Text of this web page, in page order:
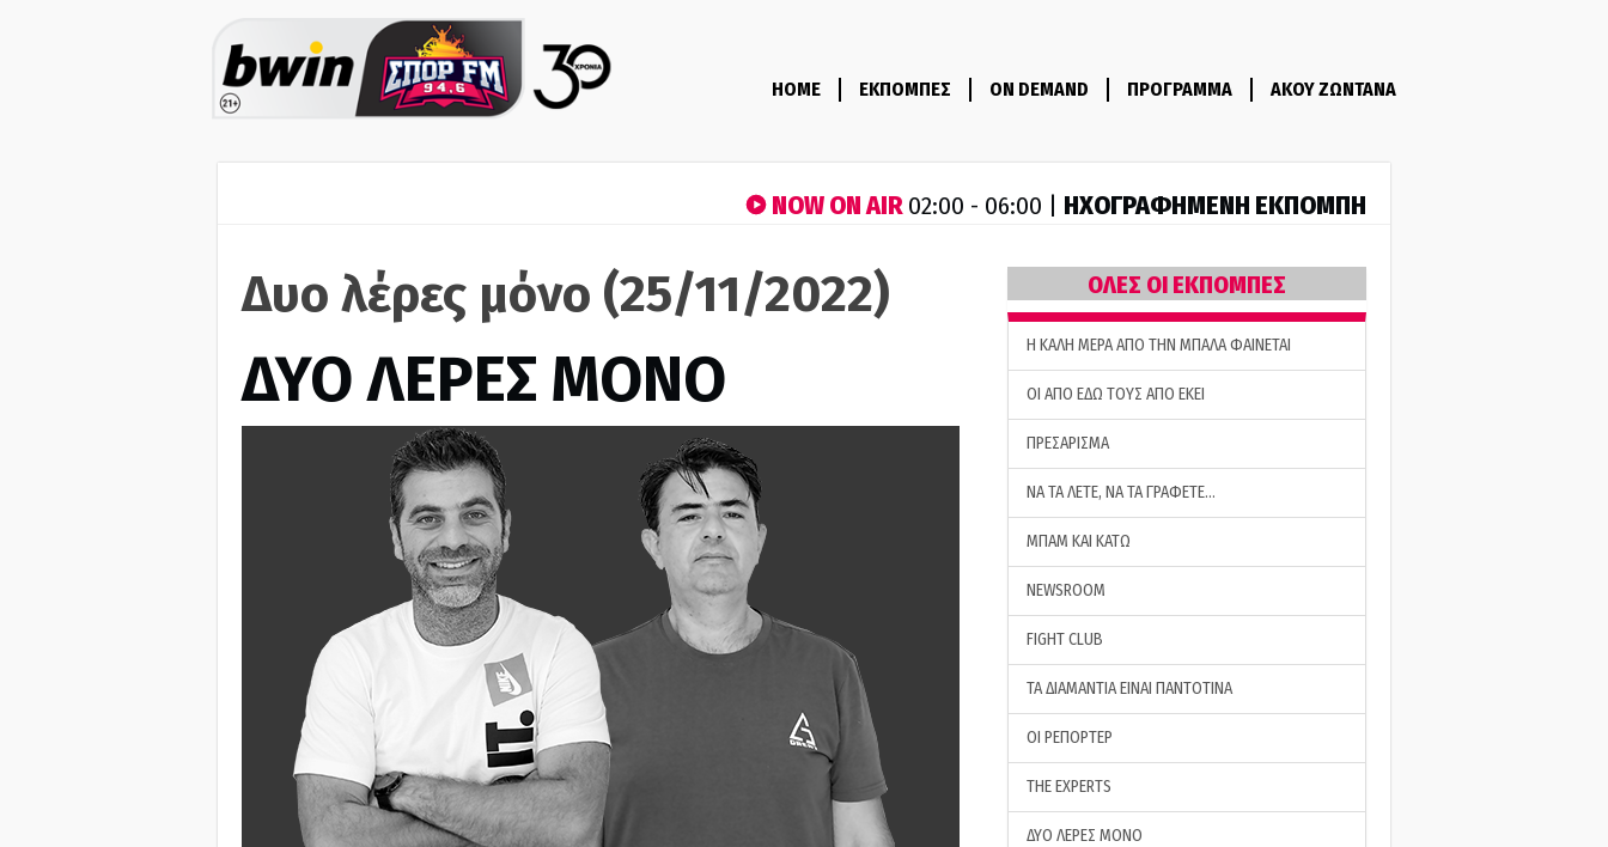
HOME ΕΚΠΟΜΠΕΣ ON DEMAND ΠΡΟΓΡΑΜΜΑ ΑΚΟΥ ΖΩΝΤΑΝΑ
NOW ON AIR02:00 - 06:00 | ΗΧΟΓΡΑΦΗΜΕΝΗ ΕΚΠΟΜΠΗ
Δυο λέρες μόνο (25/11/2022)
ΔΥΟ ΛΕΡΕΣ ΜΟΝΟ
ΟΛΕΣ ΟΙ ΕΚΠΟΜΠΕΣ
H ΚΑΛΗ ΜΕΡΑ ΑΠΟ ΤΗΝ ΜΠΑΛΑ ΦΑΙΝΕΤΑΙ
ΟΙ ΑΠΟ ΕΔΩ ΤΟΥΣ ΑΠΟ ΕΚΕΙ
ΠΡΕΣΑΡΙΣΜΑ
ΝΑ ΤΑ ΛΕΤΕ, ΝΑ ΤΑ ΓΡΑΦΕΤΕ…
ΜΠΑΜ ΚΑΙ ΚΑΤΩ
NEWSROOM
FIGHT CLUB
ΤΑ ΔΙΑΜΑΝΤΙΑ ΕΙΝΑΙ ΠΑΝΤΟΤΙΝΑ
ΟΙ ΡΕΠΟΡΤΕΡ
THE EXPERTS
ΔΥΟ ΛΕΡΕΣ ΜΟΝΟ